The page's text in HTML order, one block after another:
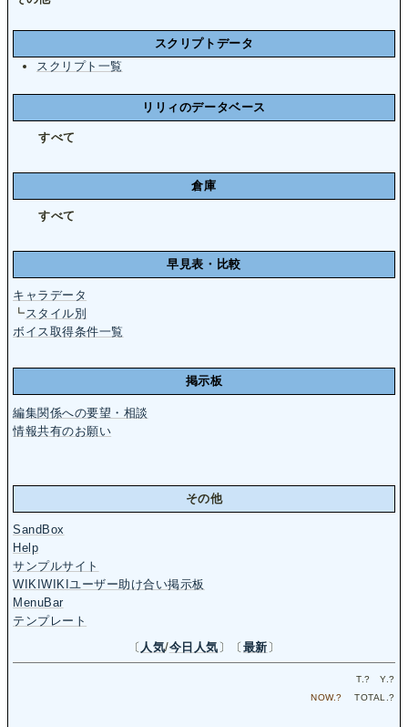
スクリプトデータ
スクリプト一覧
リリィのデータベース
すべて
倉庫
すべて
早見表・比較
キャラデータ
┗スタイル別
ボイス取得条件一覧
掲示板
編集関係への要望・相談
情報共有のお願い
その他
SandBox
Help
サンプルサイト
WIKIWIKIユーザー助け合い掲示板
MenuBar
テンプレート
〔 人気/今日人気 〕〔 最新 〕
T.? Y.?
NOW.? TOTAL.?